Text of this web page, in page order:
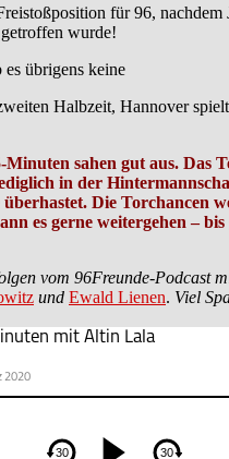
für 96, nachdem
wurde!
es übrigens keine
Halbzeit, Hannover
Minuten sahen gut aus. Das
in der
überhastet. Die Torchancen
es gerne weitergehen – bis
vom 96Freunde-Podcast
und Ewald Lienen. Viel